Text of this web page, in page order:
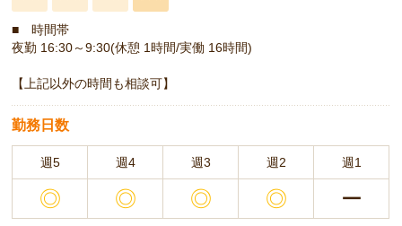
■ 時間帯
夜勤 16:30～9:30(休憩 1時間/実働 16時間)
【上記以外の時間も相談可】
勤務日数
週5 週4 週3 週2 週1
◎ ◎ ◎ ◎ ー